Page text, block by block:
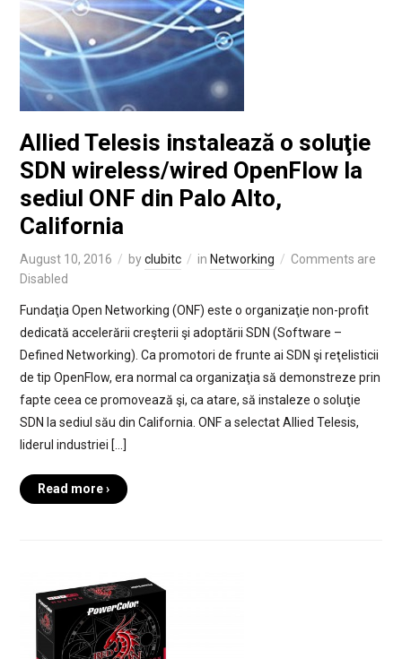
Allied Telesis instalează o soluţie
SDN wireless/wired OpenFlow la
sediul ONF din Palo Alto,
California
August 10, 2016 byclubitc in Networking
Comments are
Disabled
Fundaţia Open Networking (ONF) este o organizaţie non-profit
dedicată accelerării creşterii şi adoptării SDN (Software –
Defined Networking). Ca promotori de frunte ai SDN şi reţelisticii
de tip OpenFlow, era normal ca organizaţia să demonstreze prin
fapte ceea ce promovează şi, ca atare, să instaleze o soluţie
SDN la sediul său din California. ONF a selectat Allied Telesis,
liderul industriei […]
Read more ›